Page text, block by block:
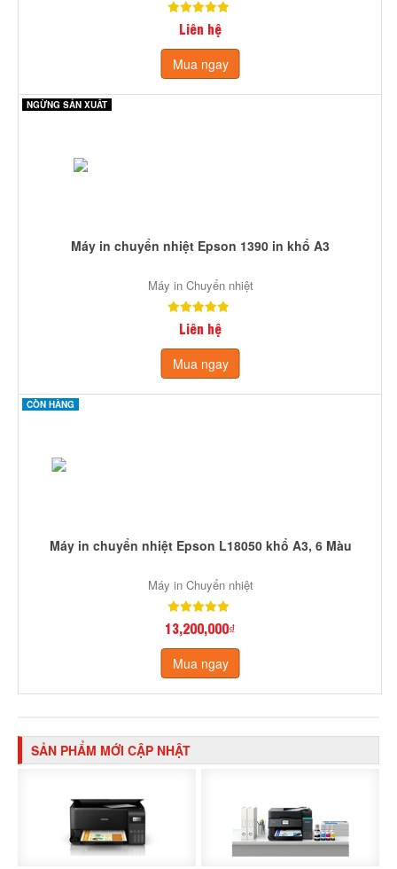
Liên hệ
Mua ngay
NGỪNG SẢN XUẤT
Máy in chuyển nhiệt Epson 1390 in khổ A3
Máy in Chuyển nhiệt
Liên hệ
Mua ngay
CÒN HÀNG
Máy in chuyển nhiệt Epson L18050 khổ A3, 6 Màu
Máy in Chuyển nhiệt
13,200,000₫
Mua ngay
SẢN PHẨM MỚI CẬP NHẬT